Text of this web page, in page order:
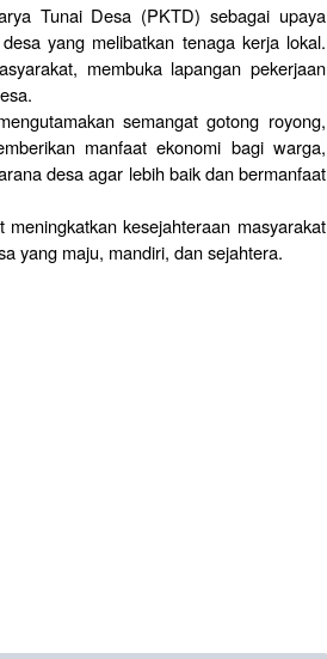
Tunai Desa (PKTD) sebagai upaya
yang melibatkan tenaga kerja lokal.
membuka lapangan pekerjaan
semangat gotong royong,
manfaat ekonomi bagi warga,
desa agar lebih baik dan bermanfaat
kesejahteraan masyarakat
yang maju, mandiri, dan sejahtera.